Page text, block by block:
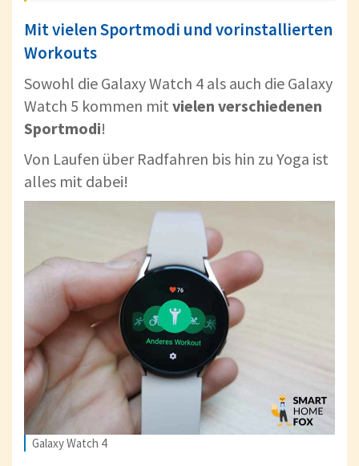
Mit vielen Sportmodi und vorinstallierten
Workouts
Sowohl die Galaxy Watch 4 als auch die Galaxy
Watch 5 kommen mit vielen verschiedenen
Sportmodi!
Von Laufen über Radfahren bis hin zu Yoga ist
alles mit dabei!
Galaxy Watch 4